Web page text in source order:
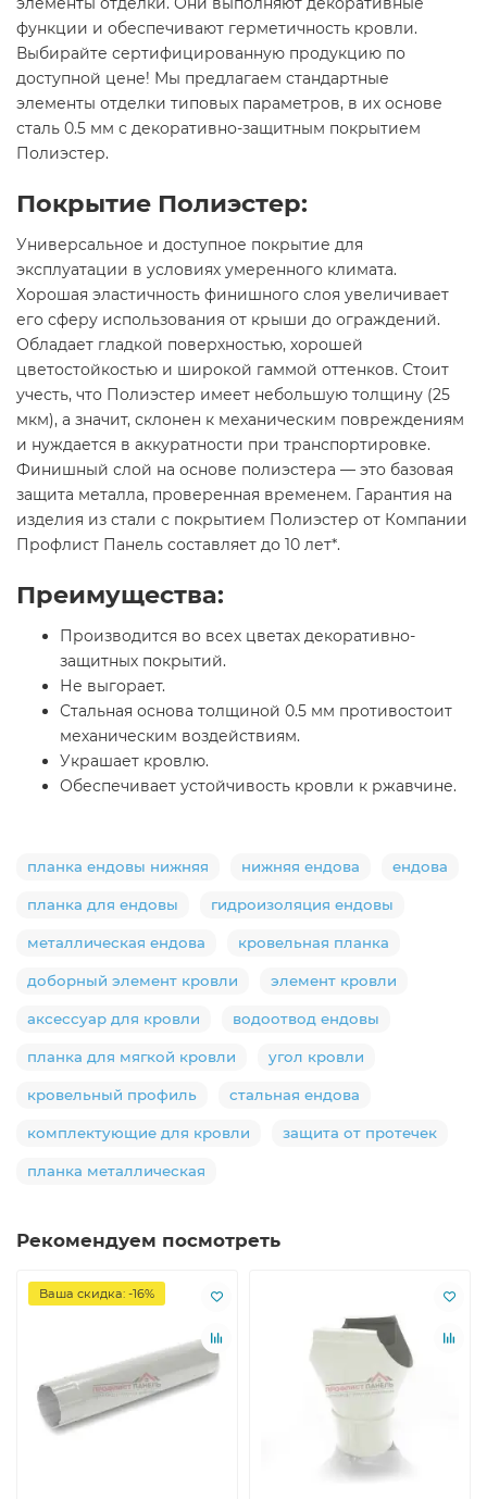
функции и обеспечивают герметичность кровли.
Выбирайте сертифицированную продукцию по
доступной цене! Мы предлагаем стандартные
элементы отделки типовых параметров, в их основе
сталь 0.5 мм с декоративно-защитным покрытием
Полиэстер.
Покрытие Полиэстер:
Универсальное и доступное покрытие для
эксплуатации в условиях умеренного климата.
Хорошая эластичность финишного слоя увеличивает
его сферу использования от крыши до ограждений.
Обладает гладкой поверхностью, хорошей
цветостойкостью и широкой гаммой оттенков. Стоит
учесть, что Полиэстер имеет небольшую толщину (25
мкм), а значит, склонен к механическим повреждениям
и нуждается в аккуратности при транспортировке.
Финишный слой на основе полиэстера — это базовая
защита металла, проверенная временем. Гарантия на
изделия из стали с покрытием Полиэстер от Компании
Профлист Панель составляет до 10 лет*.
Преимущества:
Производится во всех цветах декоративно-
защитных покрытий.
Не выгорает.
Стальная основа толщиной 0.5 мм противостоит
механическим воздействиям.
Украшает кровлю.
Обеспечивает устойчивость кровли к ржавчине.
планка ендовы нижняя нижняя ендова ендова
планка для ендовы гидроизоляция ендовы
металлическая ендова кровельная планка
доборный элемент кровли элемент кровли
аксессуар для кровли водоотвод ендовы
планка для мягкой кровли угол кровли
кровельный профиль стальная ендова
комплектующие для кровли защита от протечек
планка металлическая
Рекомендуем посмотреть
Ваша скидка: -16%